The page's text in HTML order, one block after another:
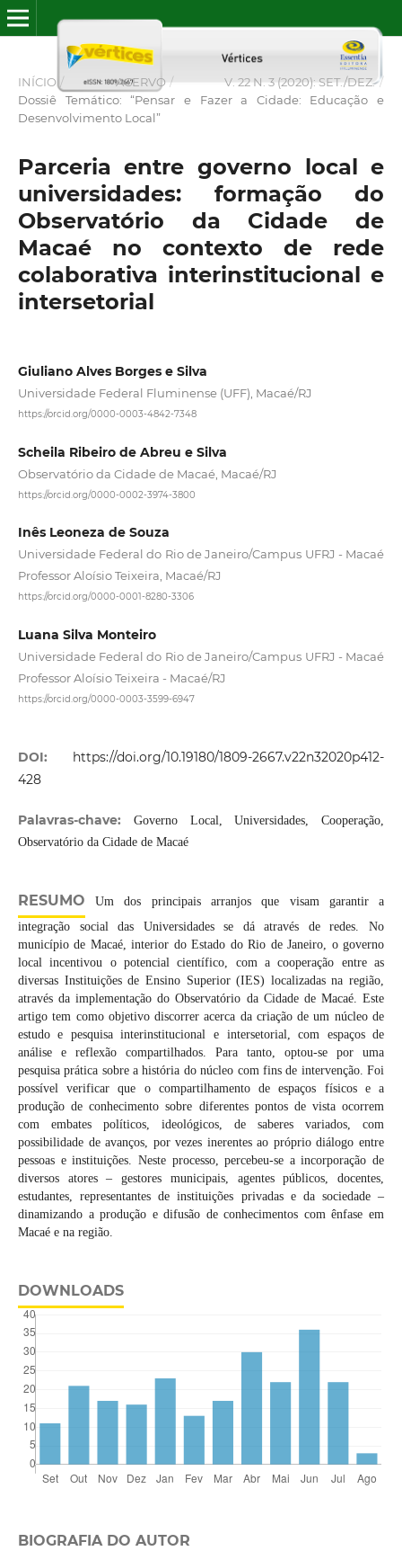
INÍCIO / ACERVO / V. 22 N. 3 (2020): SET./DEZ. /
Dossiê Temático: “Pensar e Fazer a Cidade: Educação e
Desenvolvimento Local”
Parceria entre governo local e
universidades: formação do
Observatório da Cidade de
Macaé no contexto de rede
colaborativa interinstitucional e
intersetorial
Giuliano Alves Borges e Silva
Universidade Federal Fluminense (UFF), Macaé/RJ
https://orcid.org/0000-0003-4842-7348
Scheila Ribeiro de Abreu e Silva
Observatório da Cidade de Macaé, Macaé/RJ
https://orcid.org/0000-0002-3974-3800
Inês Leoneza de Souza
Universidade Federal do Rio de Janeiro/Campus UFRJ - Macaé
Professor Aloísio Teixeira, Macaé/RJ
https://orcid.org/0000-0001-8280-3306
Luana Silva Monteiro
Universidade Federal do Rio de Janeiro/Campus UFRJ - Macaé
Professor Aloísio Teixeira - Macaé/RJ
https://orcid.org/0000-0003-3599-6947
DOI:
https://doi.org/10.19180/1809-2667.v22n32020p412-
428
Palavras-chave:
Governo Local, Universidades, Cooperação,
Observatório da Cidade de Macaé
RESUMO Um dos principais arranjos que visam garantir a
integração social das Universidades se dá através de redes. No
município de Macaé, interior do Estado do Rio de Janeiro, o governo
local incentivou o potencial científico, com a cooperação entre as
diversas Instituições de Ensino Superior (IES) localizadas na região,
através da implementação do Observatório da Cidade de Macaé. Este
artigo tem como objetivo discorrer acerca da criação de um núcleo de
estudo e pesquisa interinstitucional e intersetorial, com espaços de
análise e reflexão compartilhados. Para tanto, optou-se por uma
pesquisa prática sobre a história do núcleo com fins de intervenção. Foi
possível verificar que o compartilhamento de espaços físicos e a
produção de conhecimento sobre diferentes pontos de vista ocorrem
com embates políticos, ideológicos, de saberes variados, com
possibilidade de avanços, por vezes inerentes ao próprio diálogo entre
pessoas e instituições. Neste processo, percebeu-se a incorporação de
diversos atores – gestores municipais, agentes públicos, docentes,
estudantes, representantes de instituições privadas e da sociedade –
dinamizando a produção e difusão de conhecimentos com ênfase em
Macaé e na região.
DOWNLOADS
BIOGRAFIA DO AUTOR